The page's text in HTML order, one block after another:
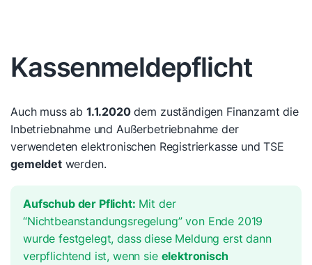
Kassenmeldepflicht
Auch muss ab 1.1.2020dem zuständigen Finanzamt die
Inbetriebnahme und Außerbetriebnahme der
verwendeten elektronischen Registrierkasse und TSE
gemeldetwerden.
Aufschub der Pflicht: Mit der
“Nichtbeanstandungsregelung” von Ende 2019
wurde festgelegt, dass diese Meldung erst dann
verpflichtend ist, wenn sie elektronisch